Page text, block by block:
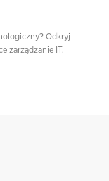
Odkryj
zarządzanie IT.